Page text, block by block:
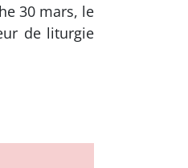
30 mars, le
de liturgie